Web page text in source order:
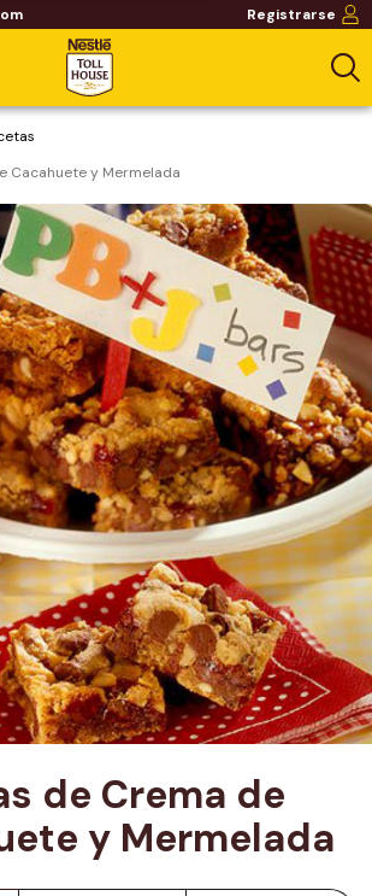
Registrarse
Cacahuete y Mermelada
de Crema de
y Mermelada